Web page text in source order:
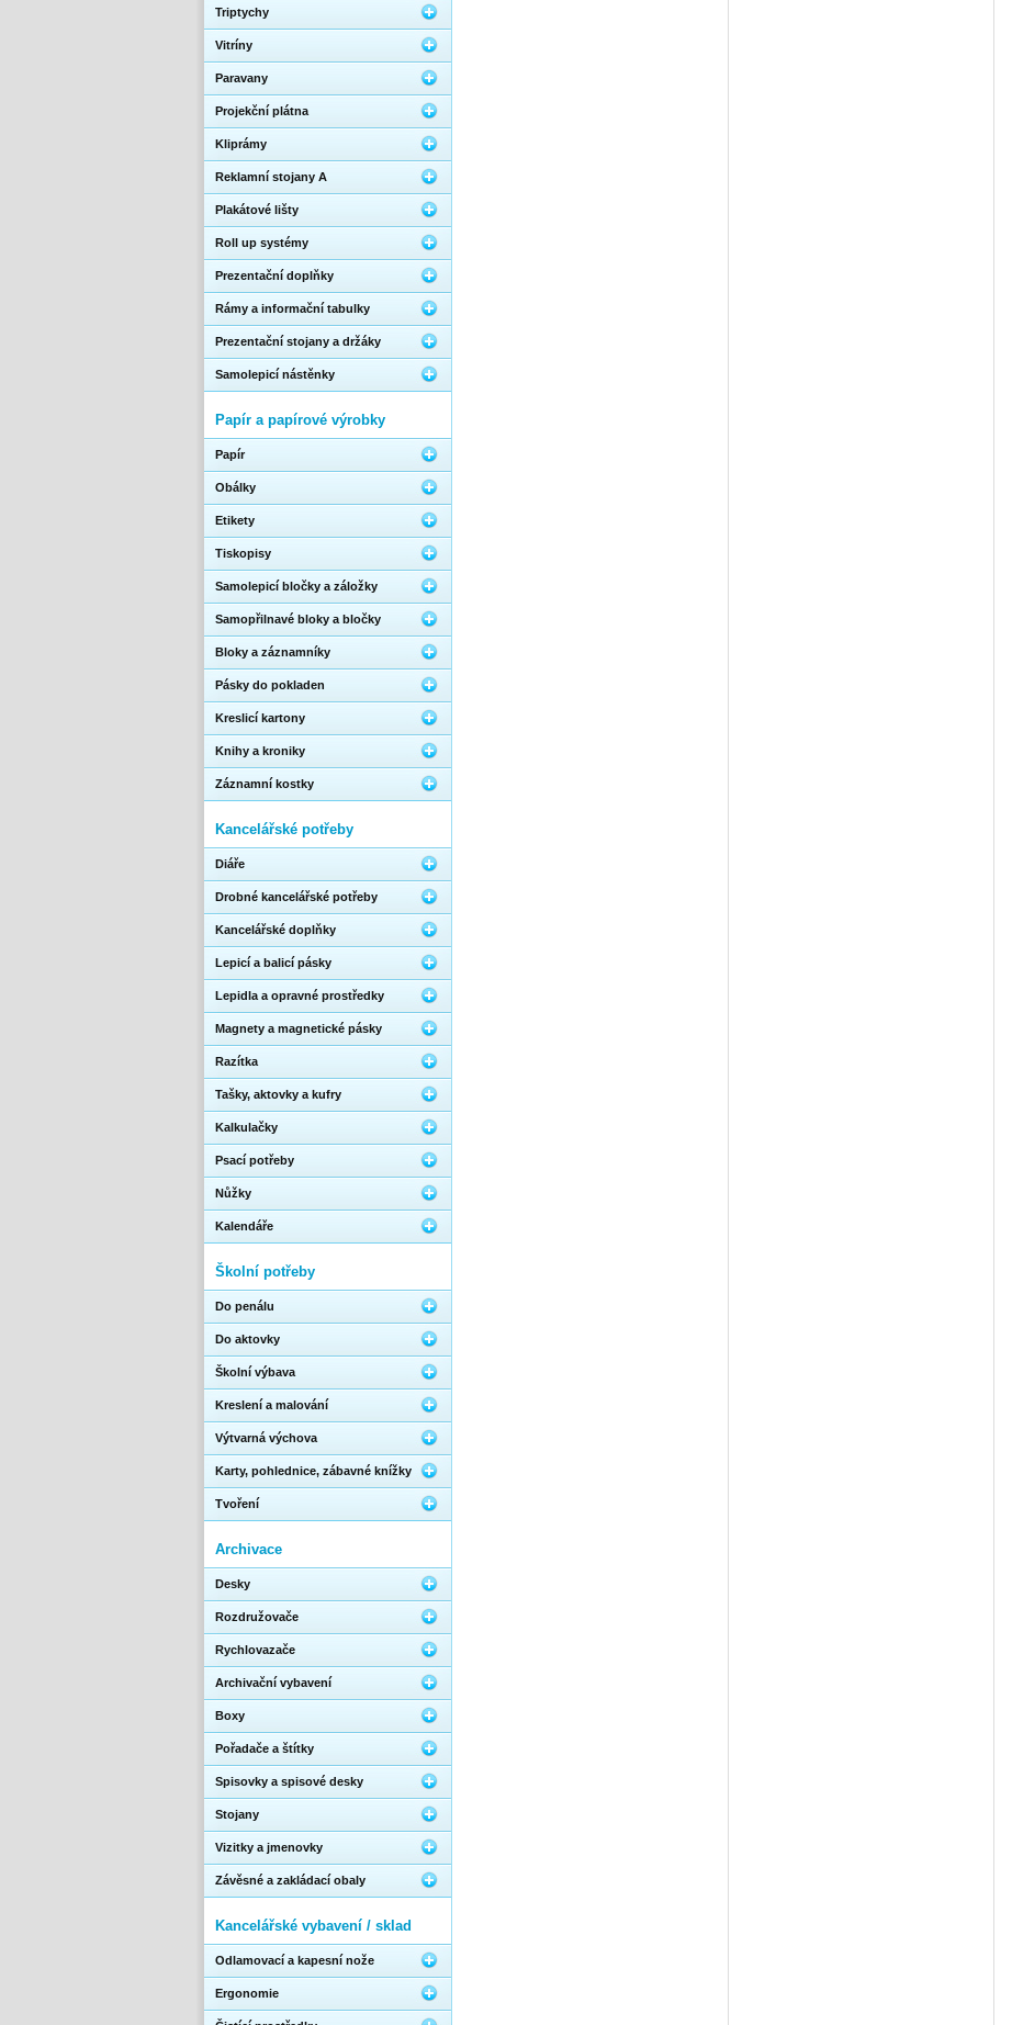
Triptychy
Vitríny
Paravany
Projekční plátna
Kliprámy
Reklamní stojany A
Plakátové lišty
Roll up systémy
Prezentační doplňky
Rámy a informační tabulky
Prezentační stojany a držáky
Samolepicí nástěnky
Papír a papírové výrobky
Papír
Obálky
Etikety
Tiskopisy
Samolepicí bločky a záložky
Samopřilnavé bloky a bločky
Bloky a záznamníky
Pásky do pokladen
Kreslicí kartony
Knihy a kroniky
Záznamní kostky
Kancelářské potřeby
Diáře
Drobné kancelářské potřeby
Kancelářské doplňky
Lepicí a balicí pásky
Lepidla a opravné prostředky
Magnety a magnetické pásky
Razítka
Tašky, aktovky a kufry
Kalkulačky
Psací potřeby
Nůžky
Kalendáře
Školní potřeby
Do penálu
Do aktovky
Školní výbava
Kreslení a malování
Výtvarná výchova
Karty, pohlednice, zábavné knížky
Tvoření
Archivace
Desky
Rozdružovače
Rychlovazače
Archivační vybavení
Boxy
Pořadače a štítky
Spisovky a spisové desky
Stojany
Vizitky a jmenovky
Závěsné a zakládací obaly
Kancelářské vybavení / sklad
Odlamovací a kapesní nože
Ergonomie